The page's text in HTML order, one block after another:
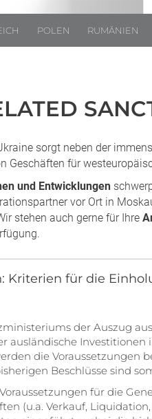
POLEN RUMÄNIEN
sorgt neben der
Geschäften für
und Entwicklungen
vor Ort in
stehen auch gerne für Ihre
Kriterien für die
der Auszug
Investitionen
die
Beschlüsse sind
für die
(u.a. Verkauf,